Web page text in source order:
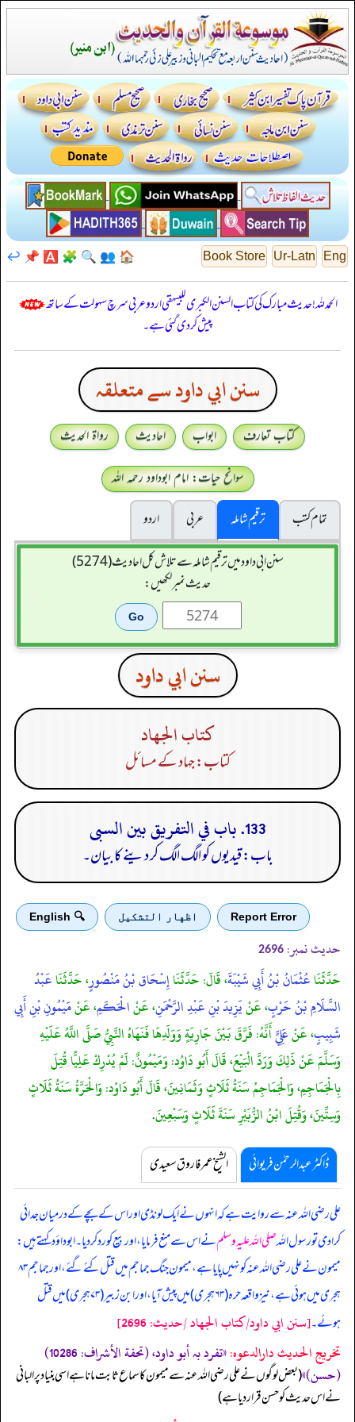
Eng
Ur-Latn
Book Store
🏠
👥
🔍
🧩
🅰️
📌
↩️
الحمدللہ! حدیث مبارک کی کتاب السنن الكبرى للبيهقي اردو عربی سرچ سہولت کے ساتھ
پیش کر دی گئی ہے۔
سنن ابي داود سے متعلقہ
کتاب تعارف ابواب احادیث
رواۃ الحدیث
سوانح حیات: امام ابوداود رحمہ اللہ
تمام کتب
ترقیم شاملہ عربی
اردو
سنن ابي داود میں ترقیم شاملہ سے تلاش کل احادیث (5274)
حدیث نمبر لکھیں:
سنن ابي داود
كتاب الجهاد
کتاب: جہاد کے مسائل
133. باب في التفريق بين السبى
باب: قیدیوں کو الگ الگ کر دینے کا بیان۔
Report Error اظهار التشكيل 🔍 English
حدیث نمبر: 2696
حَدَّثَنَاعُثْمَانُ بْنُ أَبِي شَيْبَةَ، قَالَ: حَدَّثَنَاإِسْحَاق بْنُ مَنْصُورٍ، حَدَّثَنَاعَبْدُ
السَّلَامِ بْنُ حَرْبٍ، عَنْيَزِيدَ بْنِ عَبْدِ الرَّحْمَنِ، عَنْالْحَكَمِ، عَنْمَيْمُونِ بْنِ أَبِي
شَبِيبٍ، عَنْعَلِيٍّأَنَّهُ: فَرَّقَ بَيْنَ جَارِيَةٍ وَوَلَدِهَا فَنَهَاهُ النَّبِيُّ صَلَّى اللَّهُ عَلَيْهِ
وَسَلَّمَ عَنْ ذَلِكَ وَرَدَّ الْبَيْعَ، قَالَ أَبُو دَاوُد: وَمَيْمُونٌ: لَمْ يُدْرِكْ عَلِيًّا قُتِلَ
بِالْجَمَاجِمِ، وَالْجَمَاجِمُ سَنَةُ ثَلَاثٍ وَثَمَانِينَ، قَالَ أَبُو دَاوُد: وَالْحَرَّةُ سَنَةُ ثَلَاثٍ
وَسِتِّينَ، وَقُتِلَ ابْنُ الزُّبَيْرِ سَنَةَ ثَلَاثٍ وَسَبْعِينَ.
ڈاکٹر عبدالرحمٰن فریوائی الشیخ عمر فاروق سعیدی
علی رضی اللہ عنہ سے روایت ہے کہانہوں نے ایک لونڈی اور اس کے بچے کے درمیان جدائی
کرا دی تو رسول اللہصلی اللہ علیہ وسلمنے اس سے منع فرمایا، اور بیع کو رد کر دیا۔ ابوداؤد کہتے ہیں:
میمون نے علی رضی اللہ عنہ کو نہیں پایا ہے، میمون جنگ جماجم میں قتل کئے گئے، اور جماجم ۸۳
ہجری میں ہوئی ہے، نیز واقعہ حرہ (۶۳ ہجری) میں پیش آیا، اور ابن زبیر (۷۳ ہجری) میں قتل
ہوئے۔[سنن ابي داود/كتاب الجهاد /حدیث: 2696]
تخریج الحدیث دارالدعوہ:
«‏‏‏‏تفرد بہ أبو داود، (تحفة الأشراف: 10286)
(حسن)»‏‏‏‏ (بعض لوگوں نے علی رضی اللہ عنہ سے میمون کا سماع ثابت مانا ہے اسی بنیاد پر البانی
نے اس حدیث کو حسن قرار دیا ہے)